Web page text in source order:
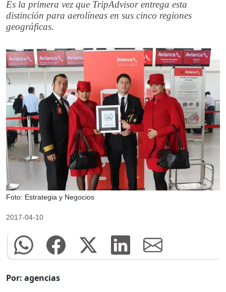
Es la primera vez que TripAdvisor entrega esta
distinción para aerolíneas en sus cinco regiones
geográficas.
Foto: Estrategia y Negocios
2017-04-10
Por: agencias